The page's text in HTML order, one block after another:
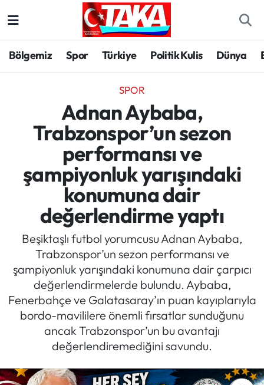
Bölgemiz Spor Türkiye Politik Kulis Dünya
SPOR
Adnan Aybaba,
Trabzonspor’un sezon
performansı ve
şampiyonluk yarışındaki
konumuna dair
değerlendirme yaptı
Beşiktaşlı futbol yorumcusu Adnan Aybaba,
Trabzonspor’un sezon performansı ve
şampiyonluk yarışındaki konumuna dair çarpıcı
değerlendirmelerde bulundu. Aybaba,
Fenerbahçe ve Galatasaray’ın puan kayıplarıyla
bordo-mavililere önemli fırsatlar sunduğunu
ancak Trabzonspor’un bu avantajı
değerlendiremediğini savundu.
Spor
Türkiye
Kültür/Sanat
Politika
Politik Kulis
Dünya
Magazin
Mektup Galeri
Röportaj
Manşet
Köşe Yazıları
Trabzon Hava Durumu
Trabzon Trafik Yoğunluk Haritası
Süper Lig Puan Durumu ve Fikstür
Tüm Manşetler
Son Dakika Haberleri
Haber Arşivi